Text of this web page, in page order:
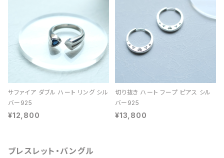
サファイア ダブル ハート リング シル
バー925
¥12,800
切り抜き ハート フープ ピアス シル
バー925
¥13,800
ブレスレット・バングル